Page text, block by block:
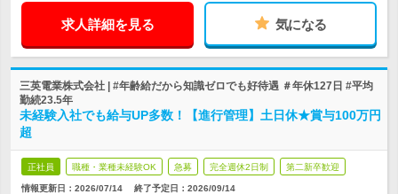
求人詳細を見る 気になる
三英電業株式会社 | #年齢給だから知識ゼロでも好待遇 ＃年休127日 #平均
勤続23.5年
未経験入社でも給与UP多数！【進行管理】土日休★賞与100万円
超
正社員 職種・業種未経験OK 急募 完全週休2日制 第二新卒歓迎
情報更新日：2026/07/14 終了予定日： 2026/09/14